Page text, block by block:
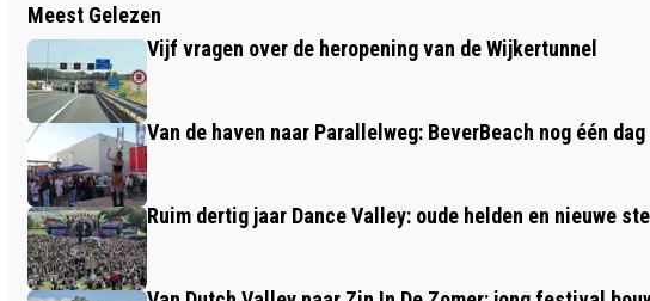
INTOCHT SINTERKLAAS EXTRA
FEESTELIJK TIJDENS 750 JAAR
MARKTRECHTEN
Meest Gelezen
Vijf vragen over de heropening van de Wijkertunnel
Van de haven naar Parallelweg: BeverBeach nog één
Ruim dertig jaar Dance Valley: oude helden en nieuwe